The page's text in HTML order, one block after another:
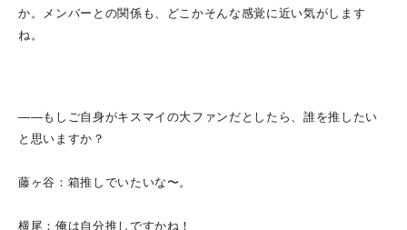
か。メンバーとの関係も、どこかそんな感覚に近い気がします
ね。
――もしご自身がキスマイの大ファンだとしたら、誰を推したい
と思いますか？
藤ヶ谷：箱推しでいたいな〜。
横尾：俺は自分推しですかね！